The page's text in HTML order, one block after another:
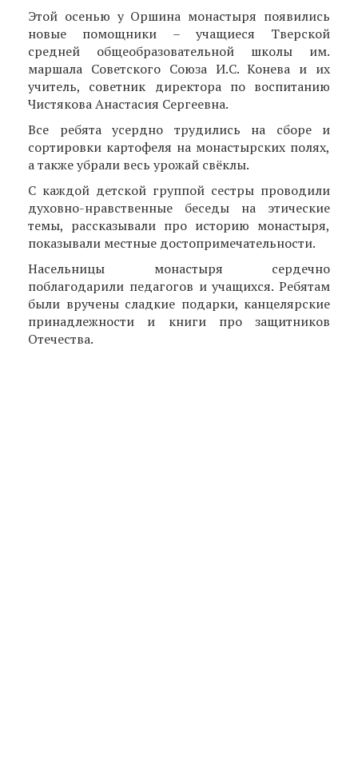
Этой осенью у Оршина монастыря появились
новые помощники – учащиеся Тверской
средней общеобразовательной школы им.
маршала Советского Союза И.С. Конева и их
учитель, советник директора по воспитанию
Чистякова Анастасия Сергеевна.
Все ребята усердно трудились на сборе и
сортировки картофеля на монастырских полях,
а также убрали весь урожай свёклы.
С каждой детской группой сестры проводили
духовно-нравственные беседы на этические
темы, рассказывали про историю монастыря,
показывали местные достопримечательности.
Насельницы монастыря сердечно
поблагодарили педагогов и учащихся. Ребятам
были вручены сладкие подарки, канцелярские
принадлежности и книги про защитников
Отечества.